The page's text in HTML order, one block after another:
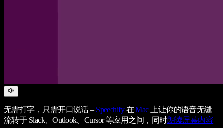
无需打字，只需开口说话 – Speechify在Mac上让你的语音无缝
流转于 Slack、Outlook、Cursor 等应用之间，同时朗读屏幕内容